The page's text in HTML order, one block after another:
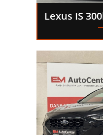
Lexus IS